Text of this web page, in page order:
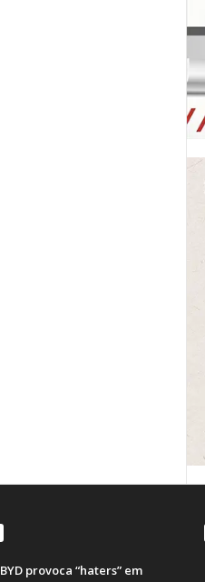
BYD provoca “haters” em